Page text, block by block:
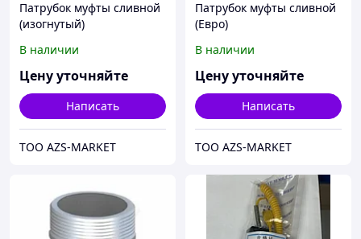
Патрубок муфты сливной
(изогнутый)
В наличии
Цену уточняйте
Написать
TOO AZS-MARKET
Патрубок муфты сливной
(Евро)
В наличии
Цену уточняйте
Написать
TOO AZS-MARKET